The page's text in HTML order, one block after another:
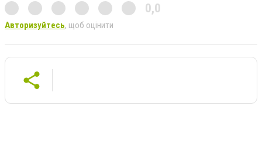
0,0
Авторизуйтесь, щоб оцінити